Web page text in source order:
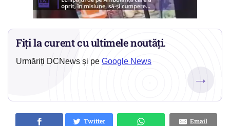
Fiți la curent cu ultimele noutăți.
Urmăriți DCNews și pe Google News
→
Twitter
Email